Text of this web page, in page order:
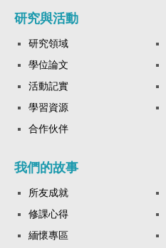
研究與活動
研究領域
學位論文
活動記實
學習資源
合作伙伴
我們的故事
所友成就
修課心得
緬懷專區